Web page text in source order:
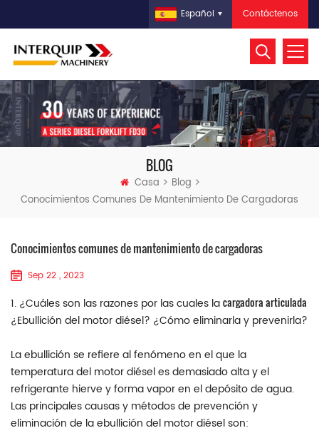
Contáctenos
Español
BLOG
Casa
Blog
Conocimientos Comunes De Mantenimiento De Cargadoras
Conocimientos comunes de mantenimiento de cargadoras
Sep 22 , 2023
1. ¿Cuáles son las razones por las cuales lacargadora articulada
¿Ebullición del motor diésel? ¿Cómo eliminarla y prevenirla?
La ebullición se refiere al fenómeno en el que la
temperatura del motor diésel es demasiado alta y el
refrigerante hierve y forma vapor en el depósito de agua.
Las principales causas y métodos de prevención y
eliminación de la ebullición del motor diésel son: